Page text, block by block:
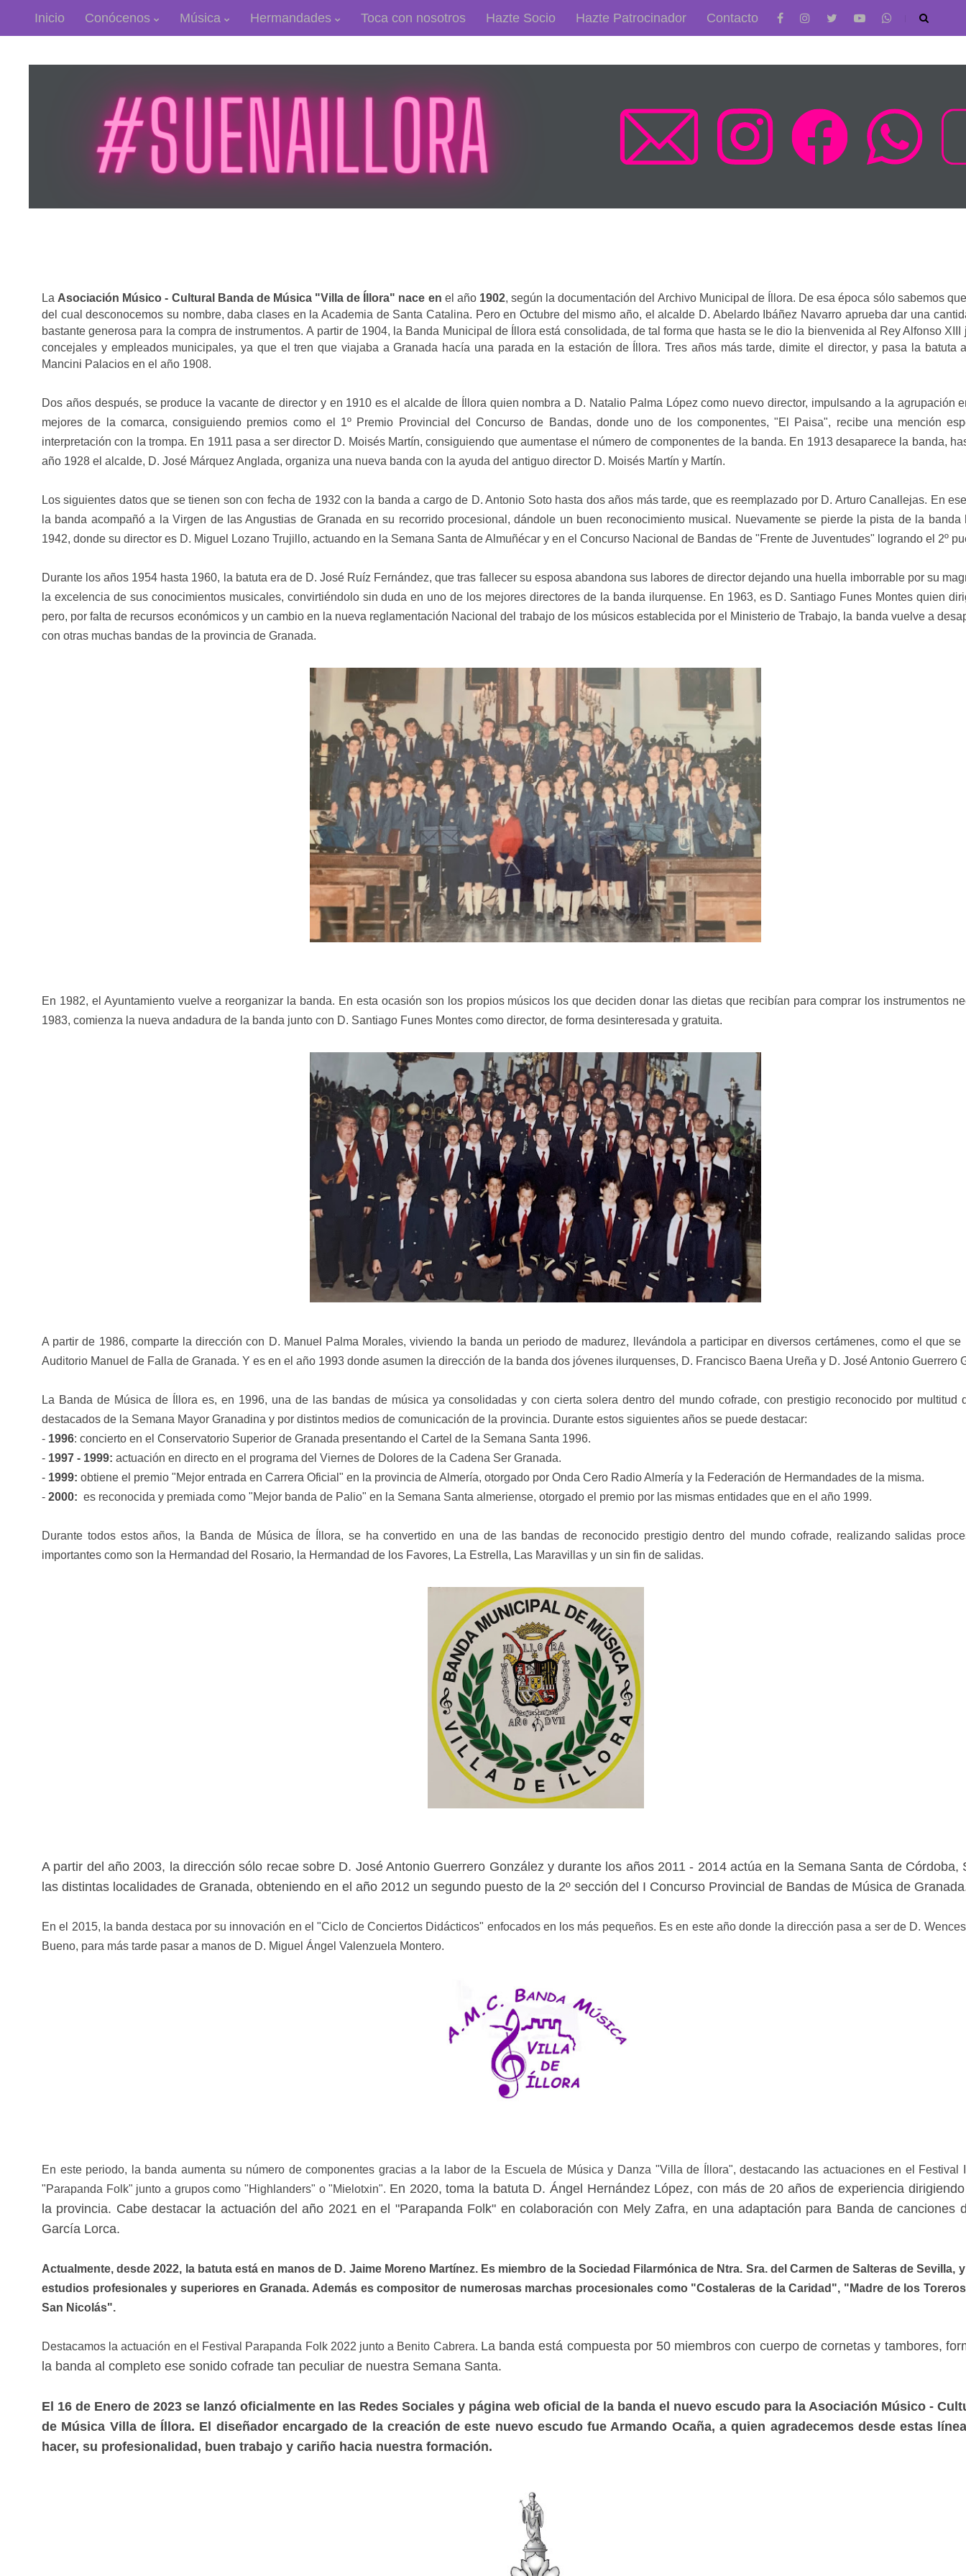
Inicio Conócenos Música Hermandades Toca con nosotros Hazte Socio Hazte Patrocinador Contacto
La Asociación Músico - Cultural Banda de Música "Villa de Íllora" nace en el año 1902, según la documentación del Archivo Municipal de Íllora. De esa época sólo sabemos
del cual desconocemos su nombre, daba clases en la Academia de Santa Catalina. Pero en Octubre del mismo año, el alcalde D. Abelardo Ibáñez Navarro aprueba dar una
bastante generosa para la compra de instrumentos.A partir de 1904, la Banda Municipal de Íllora está consolidada, de tal forma que hasta se le dio la bienvenida al Rey Alfonso XIII
concejales y empleados municipales, ya que el tren que viajaba a Granada hacía una parada en la estación de Íllora. Tres años más tarde, dimite el director, y pasa la batuta
Mancini Palacios en el año 1908.
Dos años después, se produce la vacante de director y en 1910 es el alcalde de Íllora quien nombra a D. Natalio Palma López como nuevo director, impulsando a la agrupación
mejores de la comarca, consiguiendo premios como el 1º Premio Provincial del Concurso de Bandas, donde uno de los componentes, "El Paisa", recibe una mención
interpretación con la trompa. En 1911 pasa a ser director D. Moisés Martín, consiguiendo que aumentase el número de componentes de la banda. En 1913 desaparece la banda,
año 1928 el alcalde, D. José Márquez Anglada, organiza una nueva banda con la ayuda del antiguo director D. Moisés Martín y Martín.
Los siguientes datos que se tienen son con fecha de 1932 con la banda a cargo de D. Antonio Soto hasta dos años más tarde, que es reemplazado por D. Arturo Canallejas. En
la banda acompañó a la Virgen de las Angustias de Granada en su recorrido procesional, dándole un buen reconocimiento musical. Nuevamente se pierde la pista de la banda
1942, donde su director es D. Miguel Lozano Trujillo, actuando en la Semana Santa de Almuñécar y en el Concurso Nacional de Bandas de "Frente de Juventudes" logrando el 2º
Durante los años 1954 hasta 1960, la batuta era de D. José Ruíz Fernández, que tras fallecer su esposa abandona sus labores de director dejando una huella imborrable por su
la excelencia de sus conocimientos musicales, convirtiéndolo sin duda en uno de los mejores directores de la banda ilurquense. En 1963, es D. Santiago Funes Montes quien
pero, por falta de recursos económicos y un cambio en la nueva reglamentación Nacional del trabajo de los músicos establecida por el Ministerio de Trabajo, la banda vuelve a
con otras muchas bandas de la provincia de Granada.
En 1982, el Ayuntamiento vuelve a reorganizar la banda. En esta ocasión son los propios músicos los que deciden donar las dietas que recibían para comprar los instrumentos
1983, comienza la nueva andadura de la banda junto con D. Santiago Funes Montes como director, de forma desinteresada y gratuita.
A partir de 1986, comparte la dirección con D. Manuel Palma Morales, viviendo la banda un periodo de madurez, llevándola a participar en diversos certámenes, como el que se
Auditorio Manuel de Falla de Granada. Y es en el año 1993 donde asumen la dirección de la banda dos jóvenes ilurquenses, D. Francisco Baena Ureña y D. José Antonio Guerrero
La Banda de Música de Íllora es, en 1996, una de las bandas de música ya consolidadas y con cierta solera dentro del mundo cofrade, con prestigio reconocido por multitud
destacados de la Semana Mayor Granadina y por distintos medios de comunicación de la provincia. Durante estos siguientes años se puede destacar:
- 1996: concierto en el Conservatorio Superior de Granada presentando el Cartel de la Semana Santa 1996.
- 1997 - 1999: actuación en directo en el programa del Viernes de Dolores de la Cadena Ser Granada.
- 1999: obtiene el premio "Mejor entrada en Carrera Oficial" en la provincia de Almería, otorgado por Onda Cero Radio Almería y la Federación de Hermandades de la misma.
- 2000: es reconocida y premiada como "Mejor banda de Palio" en la Semana Santa almeriense, otorgado el premio por las mismas entidades que en el año 1999.
Durante todos estos años, la Banda de Música de Íllora, se ha convertido en una de las bandas de reconocido prestigio dentro del mundo cofrade, realizando salidas
importantes como son la Hermandad del Rosario, la Hermandad de los Favores, La Estrella, Las Maravillas y un sin fin de salidas.
A partir del año 2003, la dirección sólo recae sobre D. José Antonio Guerrero González y durante los años 2011 - 2014 actúa en la Semana Santa de Córdoba,
las distintas localidades de Granada, obteniendo en el año 2012 un segundo puesto de la 2º sección del I Concurso Provincial de Bandas de Música de
En el 2015, la banda destaca por su innovación en el "Ciclo de Conciertos Didácticos" enfocados en los más pequeños. Es en este año donde la dirección pasa a ser de D.
Bueno, para más tarde pasar a manos de D. Miguel Ángel Valenzuela Montero.
En este periodo, la banda aumenta su número de componentes gracias a la labor de la Escuela de Música y Danza "Villa de Íllora", destacando las actuaciones en el Festival
"Parapanda Folk" junto a grupos como "Highlanders" o "Mielotxin". En 2020, toma la batuta D. Ángel Hernández López, con más de 20 años de experiencia
la provincia. Cabe destacar la actuación del año 2021 en el "Parapanda Folk" en colaboración con Mely Zafra, en una adaptación para Banda de canciones
García Lorca.
Actualmente, desde 2022, la batuta está en manos de D. Jaime Moreno Martínez. Es miembro de la Sociedad Filarmónica de Ntra. Sra. del Carmen de Salteras de Sevilla,
estudios profesionales y superiores en Granada. Además es compositor de numerosas marchas procesionales como "Costaleras de la Caridad", "Madre de los
San Nicolás".
Destacamos la actuación en el Festival Parapanda Folk 2022 junto a Benito Cabrera. La banda está compuesta por 50 miembros con cuerpo de cornetas y tambores,
la banda al completo ese sonido cofrade tan peculiar de nuestra Semana Santa.
El 16 de Enero de 2023 se lanzó oficialmente en las Redes Sociales y página web oficial de la banda el nuevo escudo para la Asociación Músico -
de Música Villa de Íllora. El diseñador encargado de la creación de este nuevo escudo fue Armando Ocaña, a quien agradecemos desde estas
hacer, su profesionalidad, buen trabajo y cariño hacia nuestra formación.